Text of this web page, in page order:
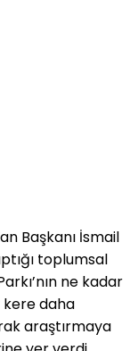
Başkanı İsmail
toplumsal
ne kadar
kere daha
araştırmaya